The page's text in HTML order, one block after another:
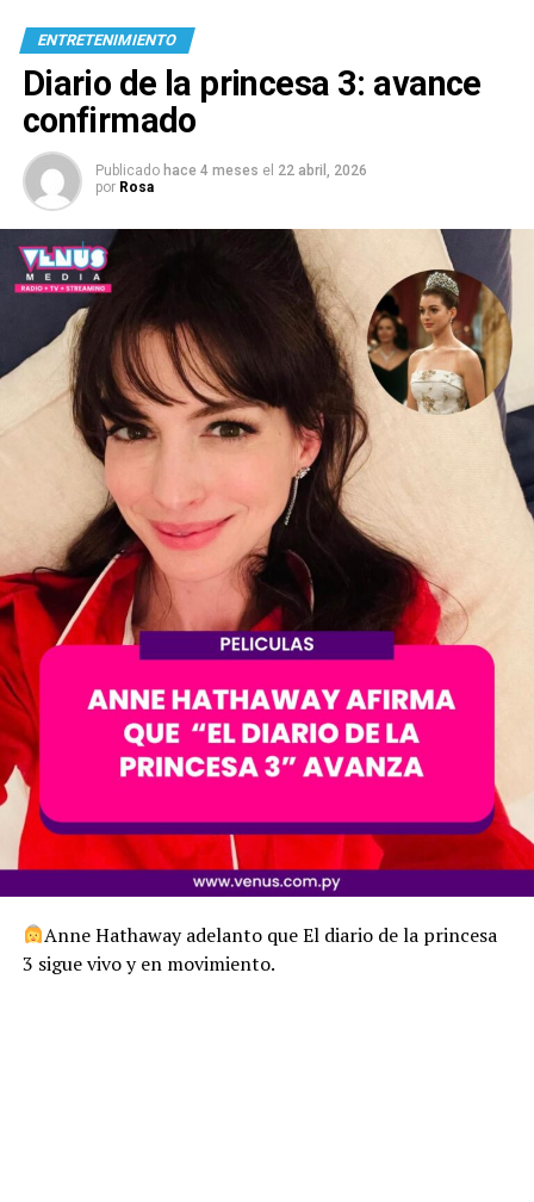
ENTRETENIMIENTO
Diario de la princesa 3: avance
confirmado
Publicado hace 4 meses el 22 abril, 2026
por Rosa
Anne Hathaway adelanto que El diario de la princesa
3 sigue vivo y en movimiento.